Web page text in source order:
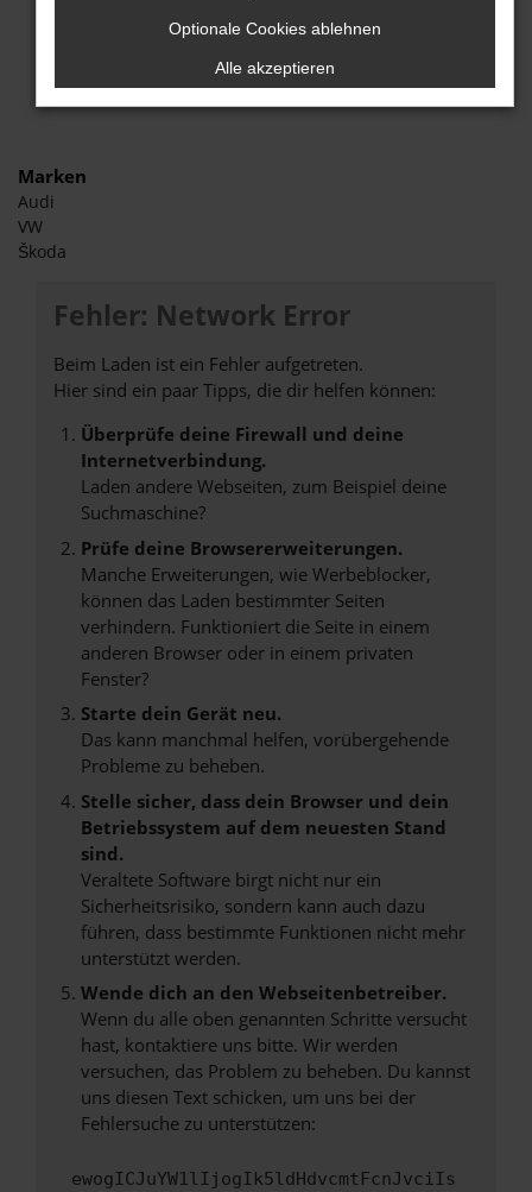
Marken
Audi
VW
Škoda
Fehler: Network Error
Beim Laden ist ein Fehler aufgetreten.
Hier sind ein paar Tipps, die dir helfen können:
Überprüfe deine Firewall und deine
Internetverbindung.
Laden andere Webseiten, zum Beispiel deine
Suchmaschine?
Prüfe deine Browsererweiterungen.
Manche Erweiterungen, wie Werbeblocker,
können das Laden bestimmter Seiten
verhindern. Funktioniert die Seite in einem
anderen Browser oder in einem privaten
Fenster?
Starte dein Gerät neu.
Das kann manchmal helfen, vorübergehende
Probleme zu beheben.
Stelle sicher, dass dein Browser und dein
Betriebssystem auf dem neuesten Stand
sind.
Veraltete Software birgt nicht nur ein
Sicherheitsrisiko, sondern kann auch dazu
führen, dass bestimmte Funktionen nicht mehr
unterstützt werden.
Wende dich an den Webseitenbetreiber.
Wenn du alle oben genannten Schritte versucht
hast, kontaktiere uns bitte. Wir werden
versuchen, das Problem zu beheben. Du kannst
uns diesen Text schicken, um uns bei der
Fehlersuche zu unterstützen:
ewogICJuYW1lIjogIk5ldHdvcmtFcnJvciIs
Optionale Cookies ablehnen
Alle akzeptieren